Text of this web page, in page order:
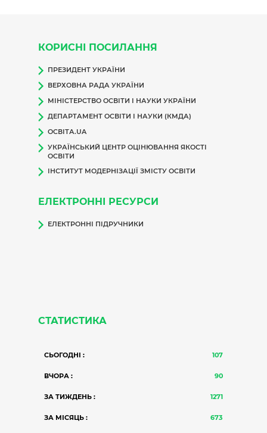
КОРИСНІ ПОСИЛАННЯ
ПРЕЗИДЕНТ УКРАЇНИ
ВЕРХОВНА РАДА УКРАЇНИ
МІНІСТЕРСТВО ОСВІТИ І НАУКИ УКРАЇНИ
ДЕПАРТАМЕНТ ОСВІТИ І НАУКИ (КМДА)
ОСВІТА.UA
УКРАЇНСЬКИЙ ЦЕНТР ОЦІНЮВАННЯ ЯКОСТІ
ОСВІТИ
ІНСТИТУТ МОДЕРНІЗАЦІЇ ЗМІСТУ ОСВІТИ
ЕЛЕКТРОННІ РЕСУРСИ
ЕЛЕКТРОННІ ПІДРУЧНИКИ
СТАТИСТИКА
СЬОГОДНІ : 107
ВЧОРА : 90
ЗА ТИЖДЕНЬ : 1271
ЗА МІСЯЦЬ : 673